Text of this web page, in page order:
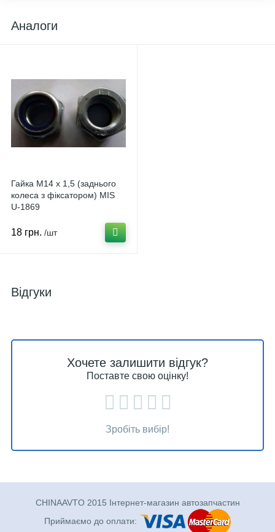
Аналоги
Гайка М14 х 1,5 (заднього
колеса з фіксатором) MIS
U-1869
18 грн. /шт
Відгуки
Хочете залишити відгук?
Поставте свою оцінку!
Зробіть вибір!
CHINAAVTO 2015 Інтернет-магазин автозапчастин
Приймаємо до оплати: